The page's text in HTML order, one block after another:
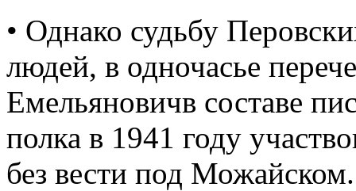
• Однако судьбу
людей, в одночасье
Емельяновичв составе
полка в 1941 году
без вести под Можайском.